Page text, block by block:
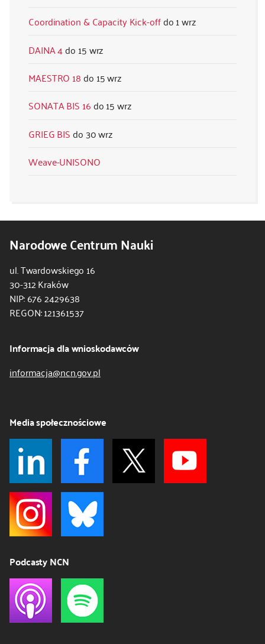
Coordination & Capacity Kick-off
1 wrz
DAINA 4
15 wrz
MAESTRO 18
15 wrz
SONATA BIS 16
15 wrz
GRIEG BIS
30 wrz
Weave-UNISONO
Narodowe Centrum Nauki
ul. Twardowskiego 16
30-312 Kraków
NIP: 676 2429638
REGON: 121361537
Informacja dla wnioskodawców
informacja@ncn.gov.pl
Media społecznościowe
Podcasty NCN